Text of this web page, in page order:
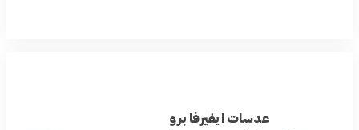
عدسات ايفيرفا برو